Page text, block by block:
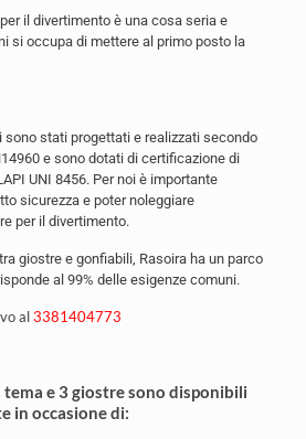
il divertimento è una cosa seria e
si occupa di mettere al primo posto la
sono stati progettati e realizzati secondo
e sono dotati di certificazione di
UNI 8456. Per noi è importante
sicurezza e poter noleggiare
per il divertimento.
giostre e gonfiabili, Rasoira ha un parco
al 99% delle esigenze comuni.
al3381404773
e 3 giostre sono disponibili
in occasione di: